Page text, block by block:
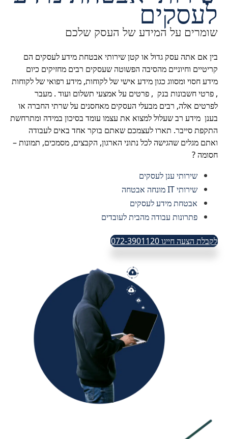
לעסקים
שומרים על המידע של העסק שלכם
בין אם אתה עסק גדול או קטןשירותי אבטחת מידע לעסקים הם
קריטיים וחיוניים מהסיבה הפשוטה שעסקים רבים מחזיקים כיום
מידע חסוי ומסווג כגון מידע אישי של לקוחות, מידע רפואי של לקוחות
, פרטי חשבונות בנק , פרטים על אמצעי תשלום ועוד . מעבר
לפרטים אלה, רבים מבעלי העסקים מאחסנים על שרתי החברה או
בענן מידע רב שעלול למצוא את עצמו עומד בסיכון במידה ומתרחשת
התקפת סייבר. תארו לעצמכם שאתם בוקר אחד באים לעבודה
ואתם מגלים שהגישה לכל נתוני הארגון, הקבצים, מסמכים, תמונות –
חסומה ?
שירותי ענן לעסקים
שירותי IT מונחה אבטחה​
אבטחת מידע לעסקים
פתרונות עבודה מהבית לעובדים
לקבלת הצעה חייגו 072-3901120